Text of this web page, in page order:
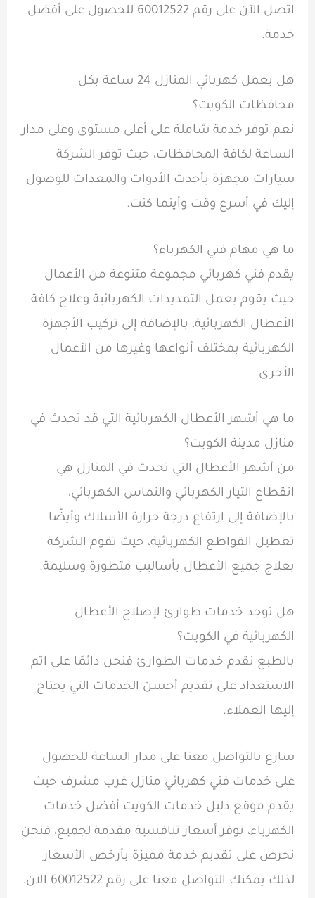
اتصل الآن على رقم 60012522 للحصول على أفضل
خدمة.
هل يعمل كهربائي المنازل 24 ساعة بكل
محافظات الكويت؟
نعم توفر خدمة شاملة على أعلى مستوى وعلى مدار
الساعة لكافة المحافظات، حيث توفر الشركة
سيارات مجهزة بأحدث الأدوات والمعدات للوصول
إليك في أسرع وقت وأينما كنت.
ما هي مهام فني الكهرباء؟
يقدم فني كهربائي مجموعة متنوعة من الأعمال
حيث يقوم بعمل التمديدات الكهربائية وعلاج كافة
الأعطال الكهربائية، بالإضافة إلى تركيب الأجهزة
الكهربائية بمختلف أنواعها وغيرها من الأعمال
الأخرى.
ما هي أشهر الأعطال الكهربائية التي قد تحدث في
منازل مدينة الكويت؟
من أشهر الأعطال التي تحدث في المنازل هي
انقطاع التيار الكهربائي والتماس الكهربائي،
بالإضافة إلى ارتفاع درجة حرارة الأسلاك وأيضًا
تعطيل القواطع الكهربائية، حيث تقوم الشركة
بعلاج جميع الأعطال بأساليب متطورة وسليمة.
هل توجد خدمات طوارئ لإصلاح الأعطال
الكهربائية في الكويت؟
بالطبع نقدم خدمات الطوارئ فنحن دائمَا على اتم
الاستعداد على تقديم أحسن الخدمات التي يحتاج
إليها العملاء.
سارع بالتواصل معنا على مدار الساعة للحصول
على خدمات فني كهربائي منازل غرب مشرف حيث
يقدم موقع دليل خدمات الكويت أفضل خدمات
الكهرباء، نوفر أسعار تنافسية مقدمة لجميع، فنحن
نحرص على تقديم خدمة مميزة بأرخص الأسعار
لذلك يمكنك التواصل معنا على رقم 60012522 الآن.